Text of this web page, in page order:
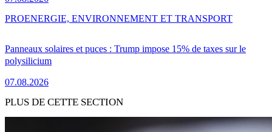
Panneaux solaires et puces : Trump impose 15% de taxes sur le
polysilicium
07.08.2026
PROENERGIE, ENVIRONNEMENT ET TRANSPORT
PLUS DE CETTE SECTION